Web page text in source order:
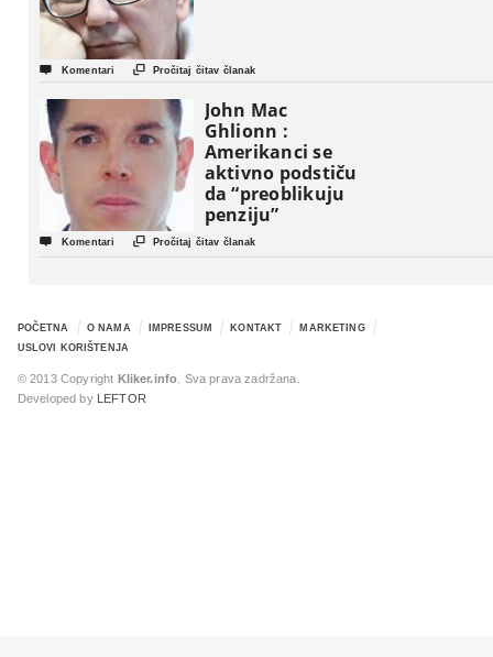
 Komentari  Pročitaj čitav članak
John Mac
Ghlionn :
Amerikanci se
aktivno podstiču
da “preoblikuju
penziju”
 Komentari  Pročitaj čitav članak
POČETNA O NAMA IMPRESSUM KONTAKT
MARKETING
USLOVI KORIŠTENJA
© 2013 Copyright Kliker.info . Sva prava zadržana.
Developed by
LEFTOR